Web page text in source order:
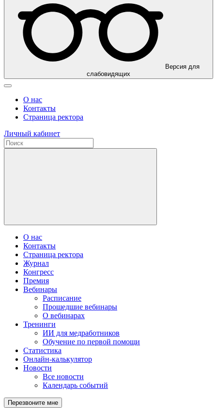
Версия для
слабовидящих
О нас
Контакты
Страница ректора
Личный кабинет
О нас
Контакты
Страница ректора
Журнал
Конгресс
Премия
Вебинары
Расписание
Прошедшие вебинары
О вебинарах
Тренинги
ИИ для медработников
Обучение по первой помощи
Статистика
Онлайн-калькулятор
Новости
Все новости
Календарь событий
Перезвоните мне